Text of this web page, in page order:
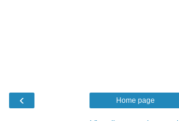
‹ Home page